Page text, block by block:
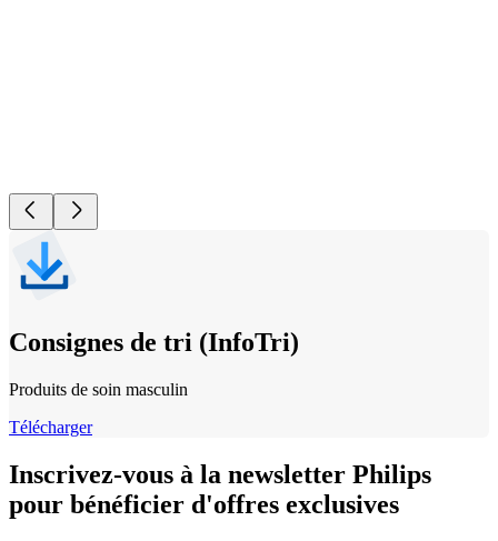
Consignes de tri (InfoTri)
Produits de soin masculin
Télécharger
Inscrivez-vous à la newsletter Philips
pour bénéficier d'offres exclusives